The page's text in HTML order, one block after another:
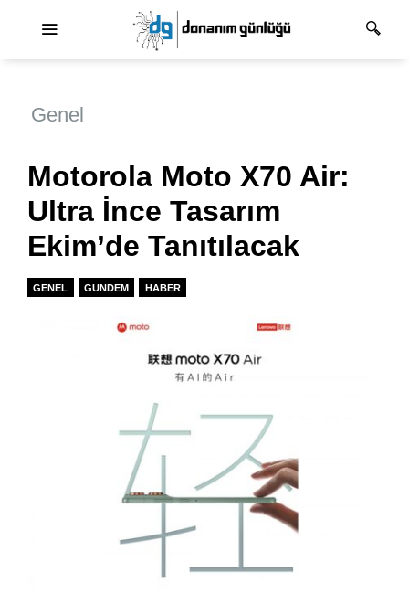
Genel
Motorola Moto X70 Air:
Ultra İnce Tasarım
Ekim’de Tanıtılacak
GENEL GUNDEM HABER